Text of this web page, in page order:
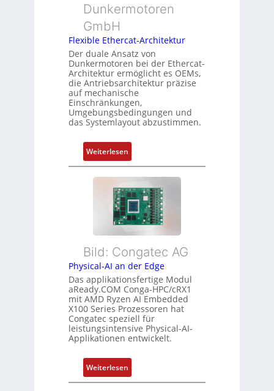
e
w
a
c
h
u
n
g
s
s
u
n
g
u
n
Z
u
s
t
a
n
d
ü
b
e
r
w
a
c
h
u
n
g
e
t
y
p
s
o
r
g
t
f
ü
r
m
e
h
r
i
s
t
u
n
g
Dunkermotoren
GmbH
Flexible Ethercat-Architektur
Der duale Ansatz von
Dunkermotoren bei der Ethercat-
Architektur ermöglicht es OEMs,
die Antriebsarchitektur präzise
auf mechanische
Einschränkungen,
Umgebungsbedingungen und
das Systemlayout abzustimmen.
Weiterlesen:
F
l
e
x
i
b
e
E
t
h
e
r
c
a
t
-
A
Bild: Congatec AG
Physical-AI an der Edge
Das applikationsfertige Modul
aReady.COM Conga-HPC/cRX1
mit AMD Ryzen AI Embedded
X100 Series Prozessoren hat
Congatec speziell für
leistungsintensive Physical-AI-
Applikationen entwickelt.
Weiterlesen:
P